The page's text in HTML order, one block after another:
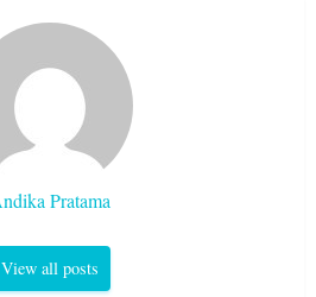
Pratama
View all posts